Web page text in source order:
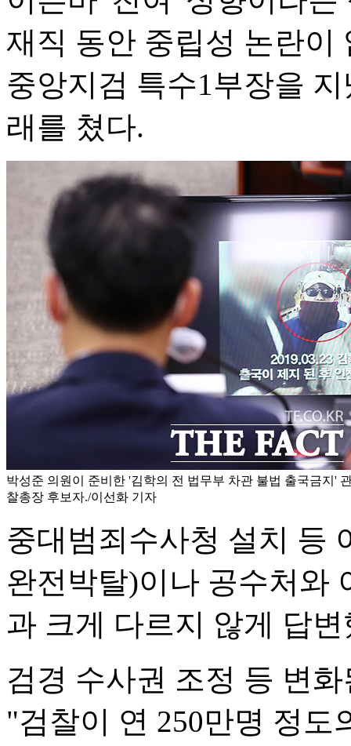
재직 동안 중립성 논란이
중앙지검 특수1부장을
래를 쳤다.
박성준 의원이 준비한 '김학의 전 법무부 차관 불법 출국금지'
찰총장 후보자./이선화 기자
중대범죄수사청 설치 등
완전박탈)이나 공수처와
과 크게 다르지 않게 답
검경 수사권 조정 등 변
"검찰이 연 250만명 정도